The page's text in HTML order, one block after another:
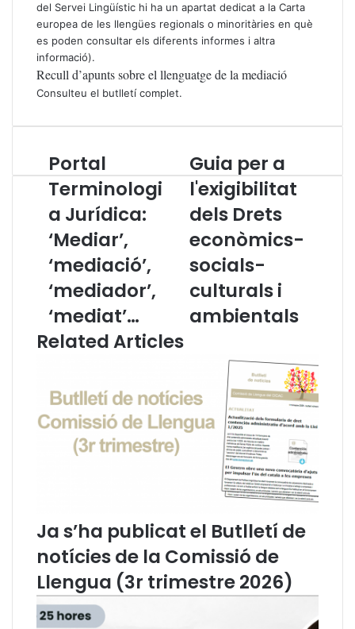
del Servei Lingüístic hi ha un apartat dedicat a la Carta
europea de les llengües regionals o minoritàries en què
es poden consultar els diferents informes i altra
informació).
Recull d’apunts sobre el llenguatge de la mediació
Consulteu el butlletí complet.
P
o
t
l
T
r
m
n
o
g
i
d
c
a
:
‘
M
Portal
Terminologi
a Jurídica:
‘Mediar’,
‘mediació’,
‘mediador’,
‘mediat’…
G
u
a
e
r
a
l
e
i
b
i
d
l
s
D
Guia per a
l'exigibilitat
dels Drets
econòmics-
socials-
culturals i
ambientals
Related Articles
Ja s’ha publicat el Butlletí de
notícies de la Comissió de
Llengua (3r trimestre 2026)